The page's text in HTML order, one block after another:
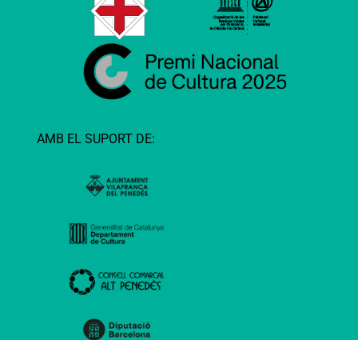
AMB EL SUPORT DE: